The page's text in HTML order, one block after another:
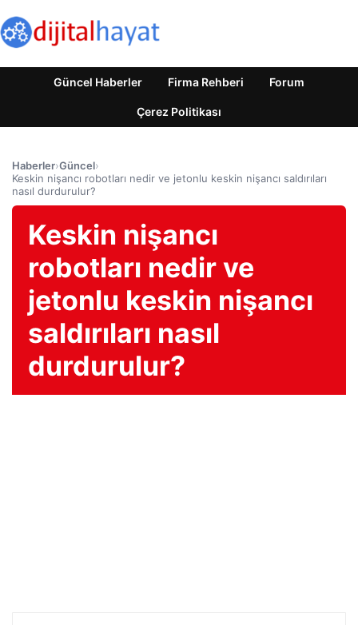
Güncel Haberler Firma Rehberi Forum
Çerez Politikası
Haberler›Güncel›
Keskin nişancı robotları nedir ve jetonlu keskin nişancı saldırıları
nasıl durdurulur?
Keskin nişancı
robotları nedir ve
jetonlu keskin nişancı
saldırıları nasıl
durdurulur?